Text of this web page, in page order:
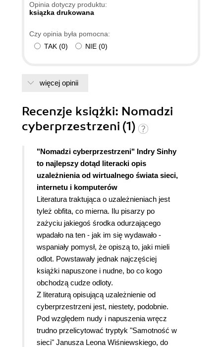
Opinia dotyczy produktu:
ksiązka drukowana
Czy opinia była pomocna:
TAK (0) NIE (0)
więcej opinii
Recenzje książki: Nomadzi
cyberprzestrzeni (1)
"Nomadzi cyberprzestrzeni" Indry Sinhy
to najlepszy dotąd literacki opis
uzależnienia od wirtualnego świata sieci,
internetu i komputerów
Literatura traktująca o uzależnieniach jest
tyleż obfita, co mierna. Ilu pisarzy po
zażyciu jakiegoś środka odurzającego
wpadało na ten - jak im się wydawało -
wspaniały pomysł, że opiszą to, jaki mieli
odlot. Powstawały jednak najczęściej
książki napuszone i nudne, bo co kogo
obchodzą cudze odloty.
Z literaturą opisującą uzależnienie od
cyberprzestrzeni jest, niestety, podobnie.
Pod względem nudy i napuszenia wręcz
trudno przelicytować tryptyk "Samotność w
sieci" Janusza Leona Wiśniewskiego, do